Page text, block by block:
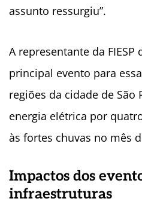
assunto ressurgiu”.
A representante da FIESP
principal evento para
regiões da cidade de
energia elétrica por
às fortes chuvas no mês
Impactos dos
infraestruturas